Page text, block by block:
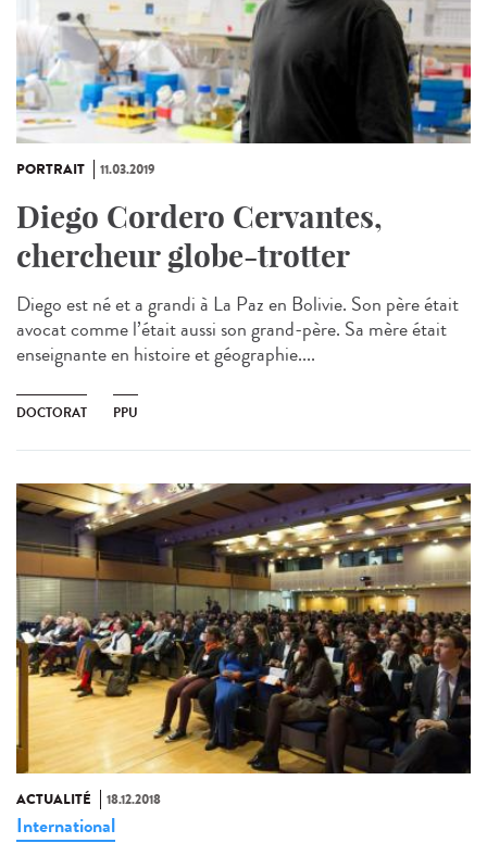
PORTRAIT 11.03.2019
Diego Cordero Cervantes,
chercheur globe-trotter
Diego est né et a grandi à La Paz en Bolivie. Son père était
avocat comme l’était aussi son grand-père. Sa mère était
enseignante en histoire et géographie....
DOCTORAT PPU
ACTUALITÉ 18.12.2018
International